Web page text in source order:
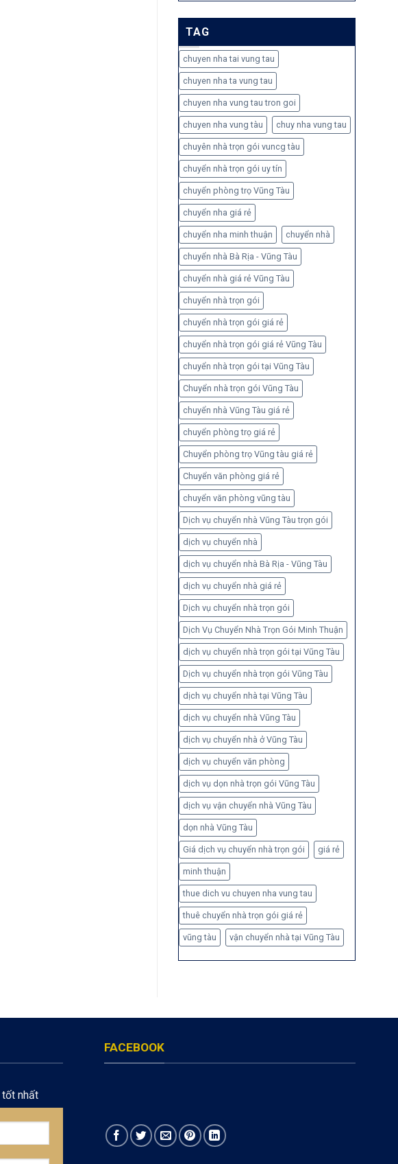
TAG
chuyen nha tai vung tau
chuyen nha ta vung tau
chuyen nha vung tau tron goi
chuyen nha vung tàu chuy nha vung tau
chuyên nhà trọn gói vuncg tàu
chuyển nhà trọn gói uy tín
chuyển phòng trọ Vũng Tàu
chuyển nha giá rẻ
chuyển nha minh thuận chuyển nhà
chuyển nhà Bà Rịa - Vũng Tàu
chuyển nhà giá rẻ Vũng Tàu
chuyển nhà trọn gói
chuyển nhà trọn gói giá rẻ
chuyển nhà trọn gói giá rẻ Vũng Tàu
chuyển nhà trọn gói tại Vũng Tàu
Chuyển nhà trọn gói Vũng Tàu
chuyển nhà Vũng Tàu giá rẻ
chuyển phòng trọ giá rẻ
Chuyển phòng trọ Vũng tàu giá rẻ
Chuyển văn phòng giá rẻ
chuyển văn phòng vũng tàu
Dịch vụ chuyển nhà Vũng Tàu trọn gói
dịch vụ chuyển nhà
dịch vụ chuyển nhà Bà Rịa - Vũng Tàu
dịch vụ chuyển nhà giá rẻ
Dịch vụ chuyển nhà trọn gói
Dịch Vụ Chuyển Nhà Trọn Gói Minh Thuận
dịch vụ chuyển nhà trọn gói tại Vũng Tàu
Dịch vụ chuyển nhà trọn gói Vũng Tàu
dịch vụ chuyển nhà tại Vũng Tàu
dịch vụ chuyển nhà Vũng Tàu
dịch vụ chuyển nhà ở Vũng Tàu
dịch vụ chuyển văn phòng
dịch vụ dọn nhà trọn gói Vũng Tàu
dịch vụ vận chuyển nhà Vũng Tàu
dọn nhà Vũng Tàu
Giá dịch vụ chuyển nhà trọn gói giá rẻ
minh thuận
thue dich vu chuyen nha vung tau
thuê chuyển nhà trọn gói giá rẻ
vũng tàu vận chuyển nhà tại Vũng Tàu
nhất
FACEBOOK